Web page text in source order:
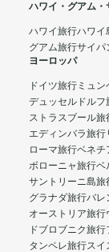
ハワイ・グアム・
ハワイ旅行ハワイ
グアム旅行サイパ
ヨーロッパ
ドイツ旅行 ミュ
デュッセルドルフ
ストラスブール旅
エディンバラ旅行
ローマ旅行ベネチ
ボローニャ旅行ベ
サントリーニ島旅
グラナダ旅行バレ
オーストリア旅行
ドブロブニク旅行
タンペレ旅行スイ